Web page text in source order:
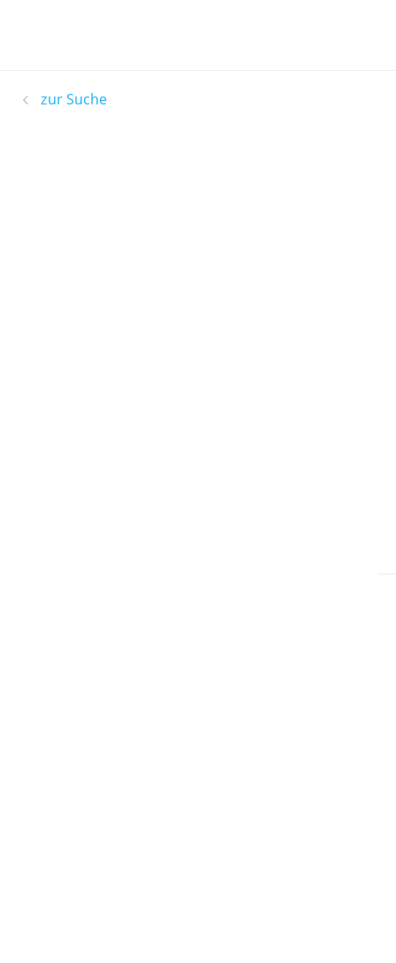
zur Suche